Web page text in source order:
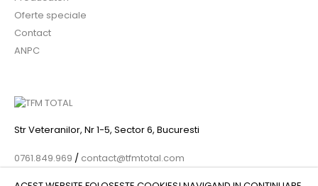
Oferte speciale
Contact
ANPC
Str Veteranilor, Nr 1-5, Sector 6, Bucuresti
0761.849.969 / contact@tfmtotal.com